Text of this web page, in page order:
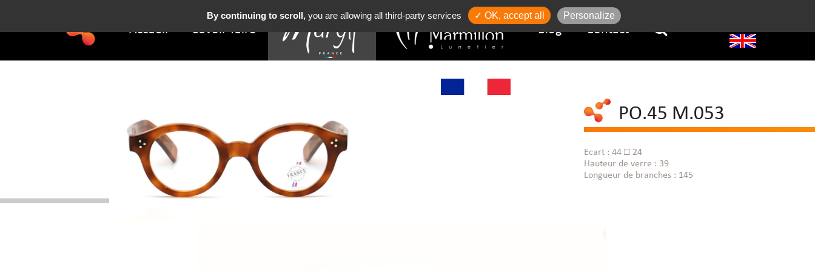
Accueil Savoir-faire Blog Contact
PO.45 M.053
Ecart : 44 □ 24
Hauteur de verre : 39
Longueur de branches : 145
By continuing to scroll,you are allowing all third-party services ✓ OK, accept all Personalize